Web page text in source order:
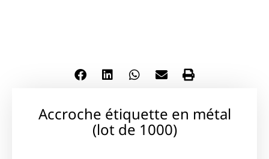
Accroche étiquette en métal
(lot de 1000)